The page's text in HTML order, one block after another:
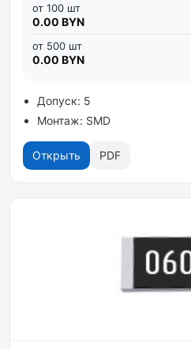
от 100 шт
0.00 BYN
от 500 шт
0.00 BYN
Допуск: 5
Монтаж: SMD
Открыть PDF